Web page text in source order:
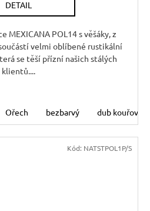
DETAIL
MEXICANA POL14 s věšáky, z
velmi oblíbené rustikální
se těší přízní našich stálých
klientů....
Ořech bezbarvý dub kouřový
Kód: NATSTPOL1P/S